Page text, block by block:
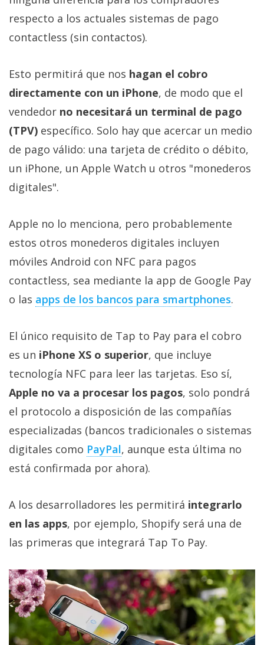
Sorteos
Contacto
/
Sobre
nosotros
/
Publicidad
/
Cambiar
de
privacidad
/
Legal
comunicación
digital donde
encontrarás
noticias sobre
tecnología,
móviles,
ordenadores,
apps,
informática,
videojuegos,
comparativas,
trucos y
El Grupo
Informático
(CC) 2006-
Algunos
derechos
respecto a los actuales sistemas de pago
contactless (sin contactos).
Esto permitirá que nos hagan el cobro
directamente con un iPhone, de modo que el
vendedor no necesitará un terminal de pago
(TPV) específico. Solo hay que acercar un medio
de pago válido: una tarjeta de crédito o débito,
un iPhone, un Apple Watch u otros "monederos
digitales".
Apple no lo menciona, pero probablemente
estos otros monederos digitales incluyen
móviles Android con NFC para pagos
contactless, sea mediante la app de Google Pay
o las apps de los bancos para smartphones.
El único requisito de Tap to Pay para el cobro
es un iPhone XS o superior, que incluye
tecnología NFC para leer las tarjetas. Eso sí,
Apple no va a procesar los pagos, solo pondrá
el protocolo a disposición de las compañías
especializadas (bancos tradicionales o sistemas
digitales como PayPal, aunque esta última no
está confirmada por ahora).
A los desarrolladores les permitirá integrarlo
en las apps, por ejemplo, Shopify será una de
las primeras que integrará Tap To Pay.